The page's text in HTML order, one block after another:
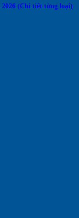
(Chi tiết từng loại)